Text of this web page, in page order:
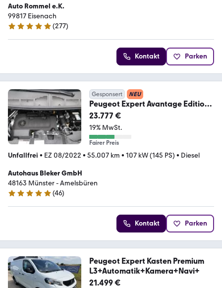
Auto Rommel e.K.
99817 Eisenach
5 Sterne
(277)
Kontakt Parken
Gesponsert NEU
Peugeot Expert Avantage Edition
Premium L2 BlueHDi 145
23.777 €
19% MwSt.
Fairer Preis
Unfallfrei • EZ 08/2022 • 55.007 km • 107 kW (145 PS) • Diesel
Autohaus Bleker GmbH
48163 Münster - Amelsbüren
4.9 Sterne
(46)
Kontakt Parken
Peugeot Expert Kasten Premium
L3+Automatik+Kamera+Navi+
21.499 €